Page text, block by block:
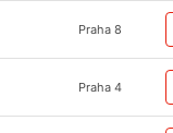
Praha 8
Praha 4